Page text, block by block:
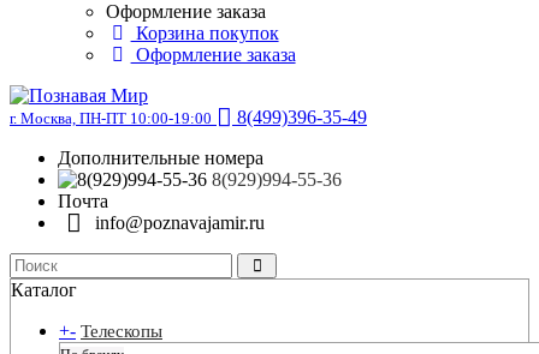
Оформление заказа
Корзина покупок
Оформление заказа
г. Москва, ПН-ПТ 10:00-19:00
8(499)396-35-49
Дополнительные номера
8(929)994-55-36
Почта
info@poznavajamir.ru
Каталог
+- Телескопы